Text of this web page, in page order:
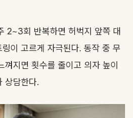
2~3회 반복하면 허벅지 앞쪽 대
이 고르게 자극된다. 동작 중 무
지면 횟수를 줄이고 의자 높이
상담한다.